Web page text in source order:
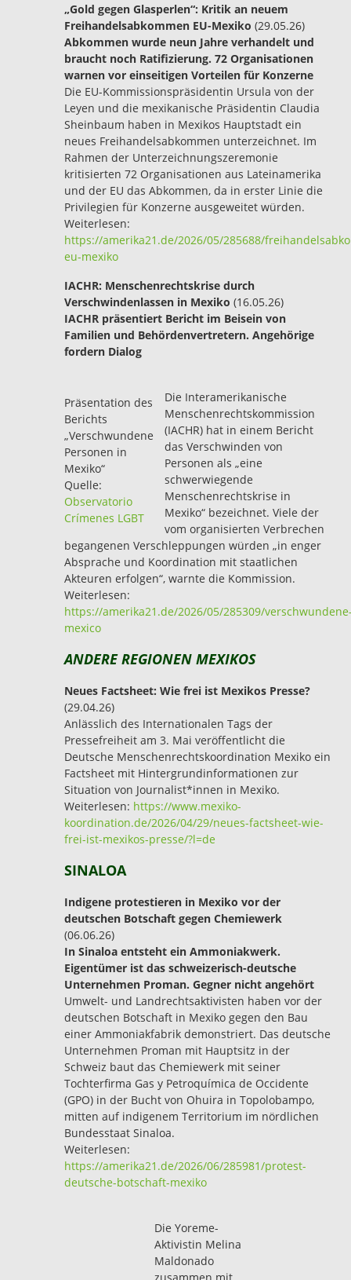
„Gold gegen Glasperlen“: Kritik an neuem
Freihandelsabkommen EU-Mexiko (29.05.26)
Abkommen wurde neun Jahre verhandelt und
braucht noch Ratifizierung. 72 Organisationen
warnen vor einseitigen Vorteilen für Konzerne
Die EU-Kommissionspräsidentin Ursula von der
Leyen und die mexikanische Präsidentin Claudia
Sheinbaum haben in Mexikos Hauptstadt ein
neues Freihandelsabkommen unterzeichnet. Im
Rahmen der Unterzeichnungszeremonie
kritisierten 72 Organisationen aus Lateinamerika
und der EU das Abkommen, da in erster Linie die
Privilegien für Konzerne ausgeweitet würden.
Weiterlesen:
https://amerika21.de/2026/05/285688/
eu-mexiko
IACHR: Menschenrechtskrise durch
Verschwindenlassen in Mexiko (16.05.26)
IACHR präsentiert Bericht im Beisein von
Familien und Behördenvertretern. Angehörige
fordern Dialog
Präsentation des
Berichts
„Verschwundene
Personen in
Mexiko“
Quelle:
Observatorio
Crímenes LGBT
Die Interamerikanische
Menschenrechtskommission
(IACHR) hat in einem Bericht
das Verschwinden von
Personen als „eine
schwerwiegende
Menschenrechtskrise in
Mexiko“ bezeichnet. Viele der
vom organisierten Verbrechen
begangenen Verschleppungen würden „in enger
Absprache und Koordination mit staatlichen
Akteuren erfolgen“, warnte die Kommission.
Weiterlesen:
https://amerika21.de/2026/05/285309/
mexico
ANDERE REGIONEN MEXIKOS
Neues Factsheet: Wie frei ist Mexikos Presse?
(29.04.26)
Anlässlich des Internationalen Tags der
Pressefreiheit am 3. Mai veröffentlicht die
Deutsche Menschenrechtskoordination Mexiko ein
Factsheet mit Hintergrundinformationen zur
Situation von Journalist*innen in Mexiko.
Weiterlesen: https://www.mexiko-
koordination.de/2026/04/29/neues-factsheet-wie-
frei-ist-mexikos-presse/?l=de
SINALOA
Indigene protestieren in Mexiko vor der
deutschen Botschaft gegen Chemiewerk
(06.06.26)
In Sinaloa entsteht ein Ammoniakwerk.
Eigentümer ist das schweizerisch-deutsche
Unternehmen Proman. Gegner nicht angehört
Umwelt- und Landrechtsaktivisten haben vor der
deutschen Botschaft in Mexiko gegen den Bau
einer Ammoniakfabrik demonstriert. Das deutsche
Unternehmen Proman mit Hauptsitz in der
Schweiz baut das Chemiewerk mit seiner
Tochterfirma Gas y Petroquímica de Occidente
(GPO) in der Bucht von Ohuira in Topolobampo,
mitten auf indigenem Territorium im nördlichen
Bundesstaat Sinaloa.
Weiterlesen:
https://amerika21.de/2026/06/285981/protest-
deutsche-botschaft-mexiko
Die Yoreme-
Aktivistin Melina
Maldonado